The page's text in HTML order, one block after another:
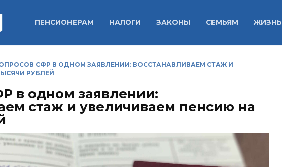
ПЕНСИОНЕРАМ НАЛОГИ ЗАКОНЫ СЕМЬЯМ ЖИЗНЬ
СФР В ОДНОМ ЗАЯВЛЕНИИ: ВОССТАНАВЛИВАЕМ СТАЖ И
РУБЛЕЙ
в одном заявлении:
стаж и увеличиваем пенсию на